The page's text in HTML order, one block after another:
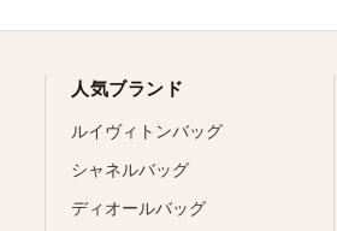
人気ブランド
ルイヴィトンバッグ
シャネルバッグ
ディオールバッグ